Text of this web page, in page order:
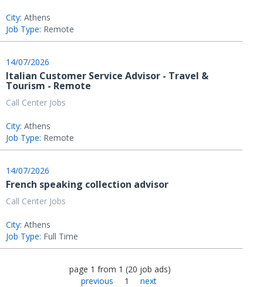
City: Athens
Job Type: Remote
14/07/2026
Italian Customer Service Advisor - Travel &
Tourism - Remote
Call Center Jobs
City: Athens
Job Type: Remote
14/07/2026
French speaking collection advisor
Call Center Jobs
City: Athens
Job Type: Full Time
page 1 from 1 (20 job ads)
previous
1 next